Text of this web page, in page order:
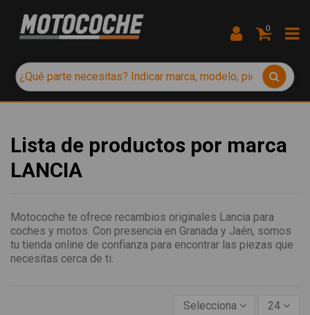
0
Lista de productos por marca
LANCIA
Motocoche te ofrece recambios originales Lancia para
coches y motos. Con presencia en Granada y Jaén, somos
tu tienda online de confianza para encontrar las piezas que
necesitas cerca de ti.
Selecciona 24